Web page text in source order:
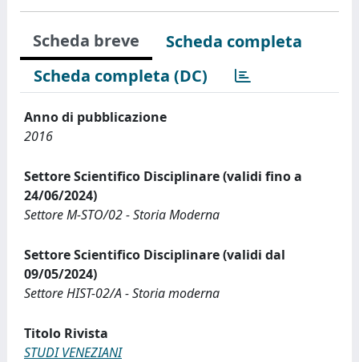
Scheda breve
Scheda completa
Scheda completa (DC)
Anno di pubblicazione
2016
Settore Scientifico Disciplinare (validi fino a
24/06/2024)
Settore M-STO/02 - Storia Moderna
Settore Scientifico Disciplinare (validi dal
09/05/2024)
Settore HIST-02/A - Storia moderna
Titolo Rivista
STUDI VENEZIANI